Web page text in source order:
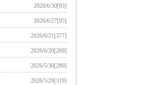
家等数百家医养连锁
2026/6/30[93]
2026/6/27[95]
2026/6/21[377]
2026/6/20[269]
2026/5/30[289]
2026/5/29[319]